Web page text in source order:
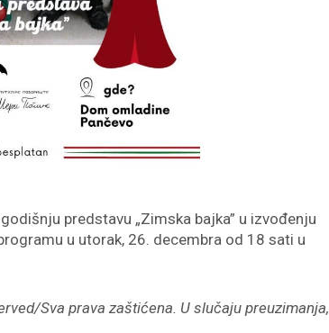
predstavu „Zimska bajka” u izvođenju
u utorak, 26. decembra od 18 sati u
Sva prava zaštićena. U slučaju preuzimanja,